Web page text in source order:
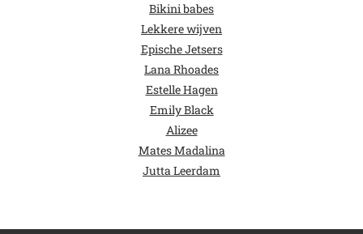
Bikini babes
Lekkere wijven
Epische Jetsers
Lana Rhoades
Estelle Hagen
Emily Black
Alizee
Mates Madalina
Jutta Leerdam